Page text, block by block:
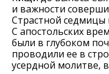
и важности
Страстной седмицы
С апостольских
были в глубоком
проводили ее в
усердной молитве,